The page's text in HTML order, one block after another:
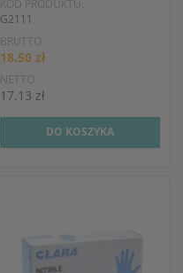
KOD PRODUKTU:
G2111
BRUTTO
18.50 zł
NETTO
17.13 zł
DO KOSZYKA